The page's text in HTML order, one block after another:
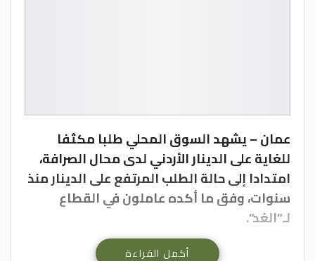
عمان – يشهد السوق المحلي طلبا مكثفا
للغاية على الدينار الأردني لدى محال الصرافة،
امتدادا إلى حالة الطلب المرتفع على الدينار منذ
سنوات، وفق ما أكده عاملون في القطاع
لـ”الغد”.
أكمل القراءة